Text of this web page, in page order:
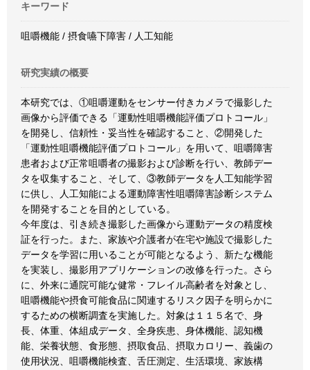
キーワード
咀嚼機能 / 摂食嚥下障害 / 人工知能
研究実績の概要
本研究では、①咀嚼運動をセンサー付きカメラで撮影した
画像から評価できる「運動性咀嚼機能評価プロトコール」
を開発し、信頼性・妥当性を確認すること、②開発した
「運動性咀嚼機能評価プロトコール」を用いて、咀嚼障害
患者および正常咀嚼者の撮影および診断を行い、教師デー
タを収集すること、そして、③教師データを人工知能学習
に供し、人工知能による運動障害性咀嚼障害診断システム
を開発することを目的としている。
今年度は、引き続き撮影した画像から運動データの精度検
証を行った。また、家族や介護者が在宅や施設で撮影した
データを学習に用いることが可能となるよう、新たな機能
を実装し、撮影用アプリケーションの改修を行った。さら
に、外来に通院可能な健常・フレイル高齢者を対象とし、
咀嚼機能や摂食可能食品に関連するリスク因子を明らかに
するための横断調査を実施した。対象は１１５名で、身
長、体重、体組成データ、全身疾患、身体機能、認知機
能、栄養状態、食形態、摂取食品、摂取カロリー、義歯の
使用状況、咀嚼機能検査、舌圧測定、生活環境、家族構